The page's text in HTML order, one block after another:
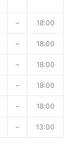
– 18:00
– 18:00
– 18:00
– 18:00
– 18:00
– 13:00